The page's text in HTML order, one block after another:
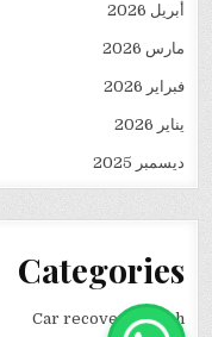
أبريل 2026
مارس 2026
فبراير 2026
يناير 2026
ديسمبر 2025
Categories
Car recovery winch